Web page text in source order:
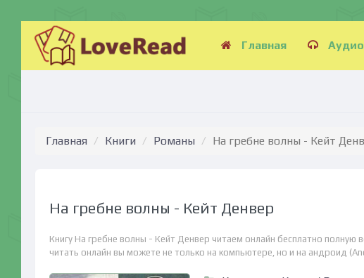
Главная
Главная Книги Романы На гребне волны - Кейт
На гребне волны - Кейт Денвер
Книгу На гребне волны - Кейт Денвер читаем онлайн бесплатно
читать онлайн вы можете не только на компьютере, но и на андроид